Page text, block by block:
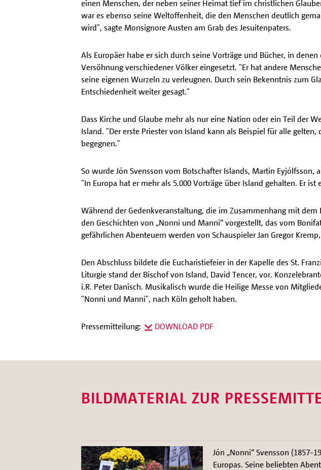
einen Menschen, der neben seiner Heimat tief im christlichen
war es ebenso seine Weltoffenheit, die den Menschen deutlich
wird", sagte Monsignore Austen am Grab des Jesuitenpaters.
Als Europäer habe er sich durch seine Vorträge und Bücher, in
Versöhnung verschiedener Völker eingesetzt. "Er hat andere
seine eigenen Wurzeln zu verleugnen. Durch sein Bekenntnis zum
Entschiedenheit weiter gesagt."
Dass Kirche und Glaube mehr als nur eine Nation oder ein Teil der
Island. "Der erste Priester von Island kann als Beispiel für alle
begegnen."
So wurde Jón Svensson vom Botschafter Islands, Martin
"In Europa hat er mehr als 5.000 Vorträge über Island gehalten. Er
Während der Gedenkveranstaltung, die im Zusammenhang mit
den Geschichten von „Nonni und Manni“ vorgestellt, das vom
gefährlichen Abenteuern werden von Schauspieler Jan Gregor
Den Abschluss bildete die Eucharistiefeier in der Kapelle des St.
Liturgie stand der Bischof von Island, David Tencer, vor.
i.R. Peter Danisch. Musikalisch wurde die Heilige Messe von
"Nonni und Manni", nach Köln geholt haben.
Pressemitteilung: DOWNLOAD PDF
BILDMATERIAL ZUR
Jón „Nonni“ Svensson (1857-
Europas. Seine beliebten